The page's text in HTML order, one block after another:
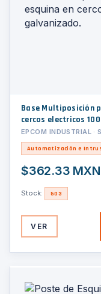
Base Multiposición
cercos electricos
EPCOM INDUSTRIAL ·
Automatización e
$362.33 MXN
Stock: 503
VER